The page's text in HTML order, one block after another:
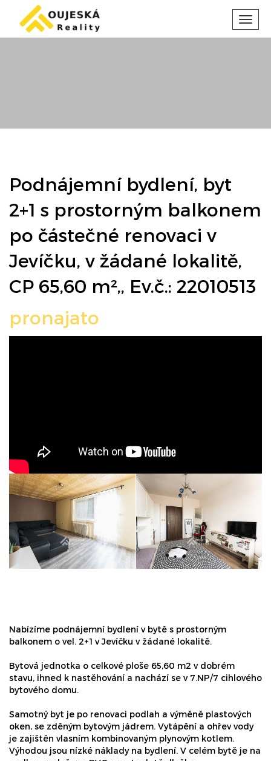
Podnájemní bydlení, byt
2+1 s prostorným balkonem
po částečné renovaci v
Jevíčku, v žádané lokalitě,
CP 65,60 m²,, Ev.č.: 22010513
pronajato
Nabízíme podnájemní bydlení v bytě s prostorným
balkonem o vel. 2+1 v Jevíčku v žádané lokalitě.
Bytová jednotka o celkové ploše 65,60 m2 v dobrém
stavu, ihned k nastěhování a nachází se v 7.NP/7 cihlového
bytového domu.
Samotný byt je po renovaci podlah a výměně plastových
oken, se zděným bytovým jádrem. Vytápění a ohřev vody
je zajištěn vlasním kombinovaným plynovým kotlem.
Výhodou jsou nízké náklady na bydlení. V celém bytě je na